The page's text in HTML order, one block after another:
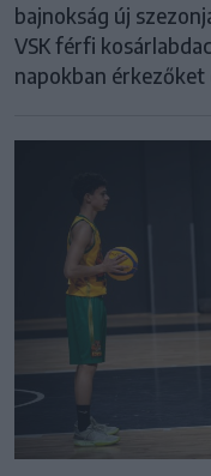
bajnokság új
VSK férfi
napokban